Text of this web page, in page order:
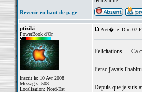
iPod Shuffle
Revenir en haut de page
ptiziki
PowerBook d'Or
Inscrit le: 10 Avr 2008
Messages: 508
Localisation: Nord-Est
Post� le: Dim 07
Felicitations..... Ca
Perso j'avais
Depuis que je suis